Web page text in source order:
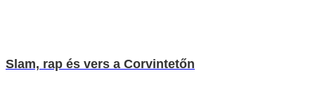
Slam, rap és vers a Corvintetőn